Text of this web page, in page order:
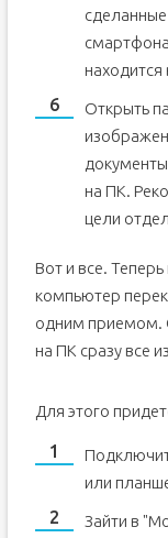
находится
Открыть
на ПК.
цели
Вот и все.
компьютер
одним приемом.
на ПК сразу все
Для этого
или
Зайти в